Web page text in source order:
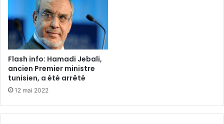
Flash info: Hamadi Jebali,
ancien Premier ministre
tunisien, a été arrêté
12 mai 2022